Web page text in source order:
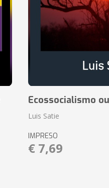
Ecossocialismo
Luis Satie
IMPRESO
€ 7,69